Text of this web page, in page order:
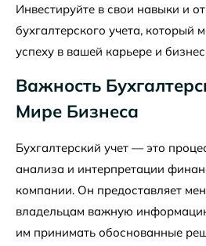
Инвестируйте в свои навыки и
бухгалтерского учета, который
успеху в вашей карьере и
Важность
Мире Бизнеса
Бухгалтерский учет — это
анализа и интерпретации
компании. Он предоставляет
владельцам важную
им принимать обоснованные